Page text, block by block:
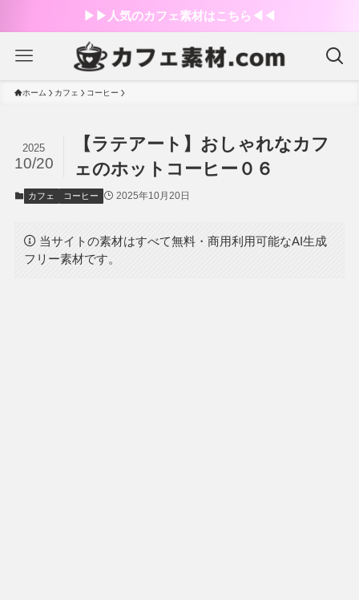
▶︎▶︎人気のカフェ素材はこちら◀︎◀︎
ホーム カフェ コーヒー
【ラテアート】おしゃれなカフ
ェのホットコーヒー０６
2025
10/20
カフェ コーヒー 2025年10月20日
当サイトの素材はすべて無料・商用利用可能なAI生成
フリー素材です。